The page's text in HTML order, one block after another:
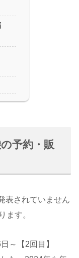
予約・販
表されていません
ます。
～【2回目】